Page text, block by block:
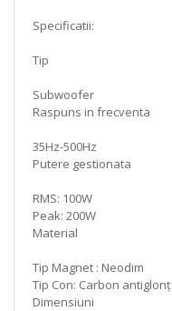
Specificatii:
Tip
Subwoofer
Raspuns in frecventa
35Hz-500Hz
Putere gestionata
RMS: 100W
Peak: 200W
Material
Tip Magnet : Neodim
Tip Con: Carbon antiglonț
Dimensiuni